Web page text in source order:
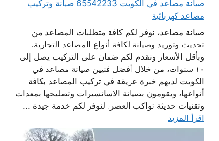
صيانة مصاعد في الكويت 65542233 صيانة وتركيب
مصاعد كهربائية
صيانة مصاعد، نوفر لكم كافة متطلبات المصاعد من
تحديث وتوريد وصيانة لكافة أنواع المصاعد التجارية،
وبأقل الأسعار ونقدم لكم ضمان على التركيب يصل إلى
١٠ سنوات، من خلال أفضل فنيين صيانة مصاعد في
الكويت لديهم خبرة عريقة في تركيب المصاعد بكافة
أنواعها، ويقومون بصيانة الاسانسيرات وتصليحها بمعدات
وتقنيات حديثة تواكب العصر، لنوفر لكم خدمة جيدة ...
اقرأ المزيد